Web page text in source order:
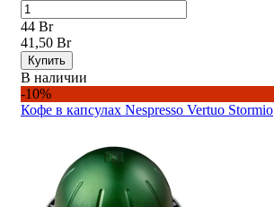
44 Br
41,50 Br
Купить
В наличии
-10%
Кофе в капсулах Nespresso Vertuo Stormio